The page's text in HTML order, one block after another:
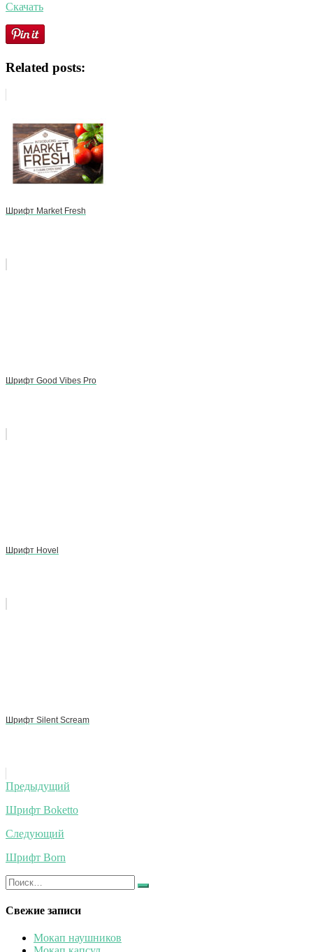
Скачать
Related posts:
Шрифт Market Fresh
Шрифт Good Vibes Pro
Шрифт Hovel
Шрифт Silent Scream
Навигация
по
записям
Предыдущий
Шрифт Boketto
Следующий
Шрифт Born
Искать:
Найти
Свежие записи
Мокап наушников